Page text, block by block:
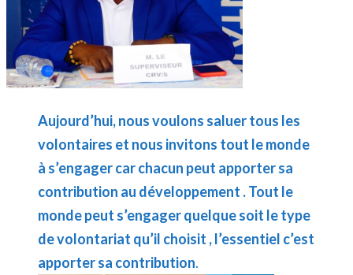
Aujourd’hui, nous voulons saluer tous les
volontaires et nous invitons tout le monde
à s’engager car chacun peut apporter sa
contribution au développement . Tout le
monde peut s’engager quelque soit le type
de volontariat qu’il choisit , l’essentiel c’est
apporter sa contribution.